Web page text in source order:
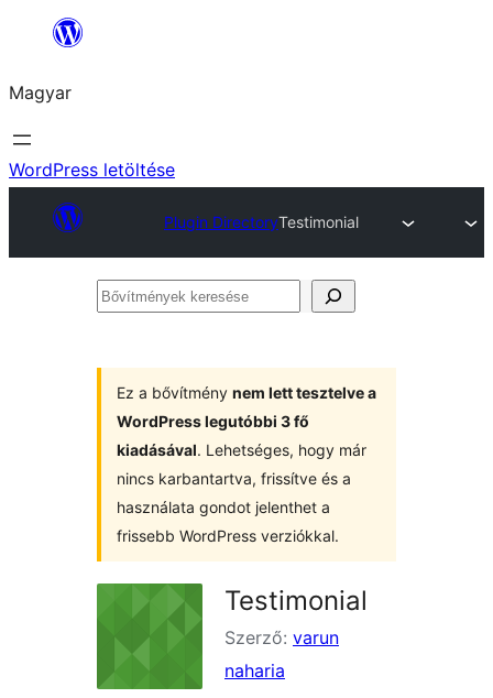
Ugrás
tartalomhoz
Magyar
WordPress letöltése
Plugin DirectoryTestimonial
Bővítmények
Ez a bővítmény nem lett tesztelve a
WordPress legutóbbi 3 fő
kiadásával. Lehetséges, hogy már
nincs karbantartva, frissítve és a
használata gondot jelenthet a
frissebb WordPress verziókkal.
Testimonial
Szerző: varun
naharia